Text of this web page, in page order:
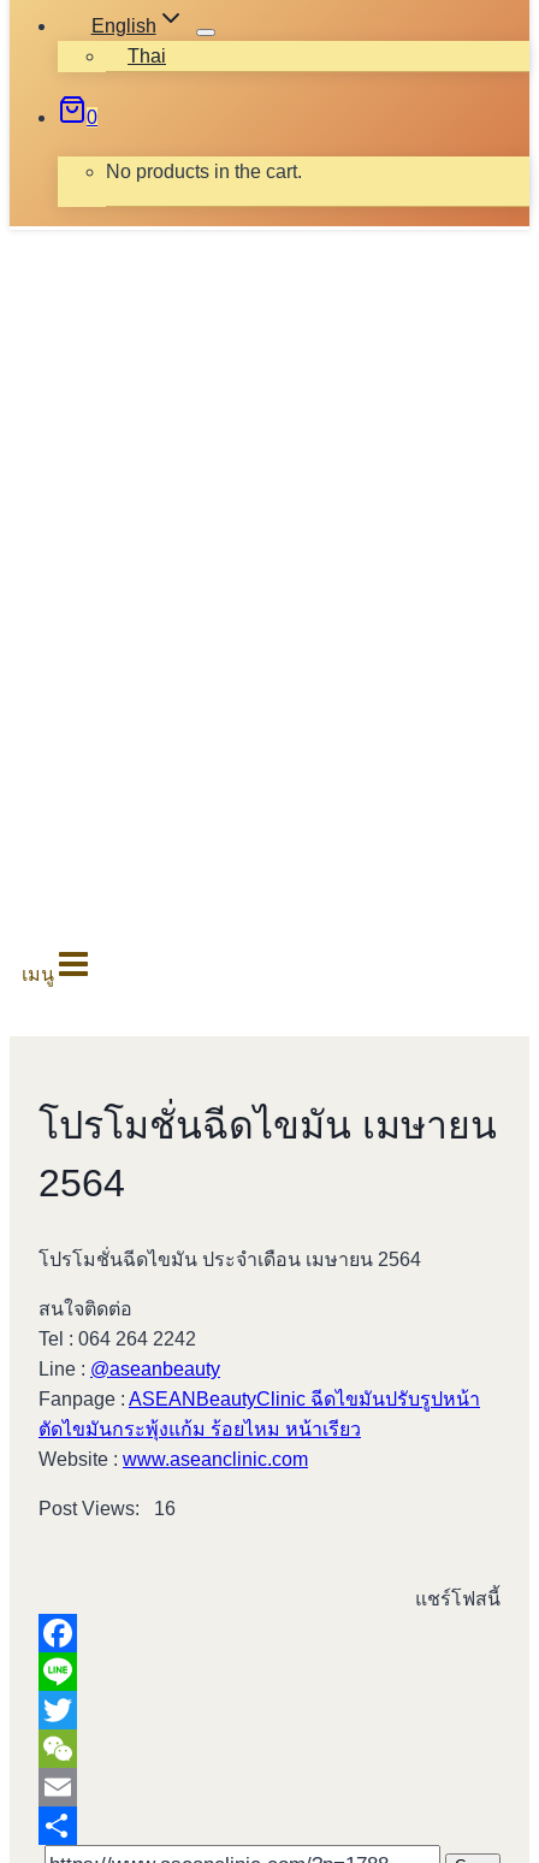
English
Thai
0
No products in the cart.
เมนู
โปรโมชั่นฉีดไขมัน เมษายน
2564
โปรโมชั่นฉีดไขมัน ประจำเดือน เมษายน 2564
สนใจติดต่อ
Tel : 064 264 2242
Line : @aseanbeauty
Fanpage : ASEANBeautyClinic ฉีดไขมันปรับรูปหน้า
ตัดไขมันกระพุ้งแก้ม ร้อยไหม หน้าเรียว
Website : www.aseanclinic.com
Post Views: 16
แชร์โฟสนี้